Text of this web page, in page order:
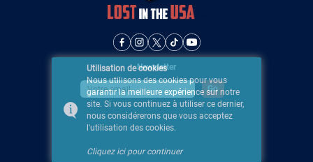
Newsletter
Utilisation de cookies
Nous utilisons des cookies pour vous
garantir la meilleure expérience sur notre
site. Si vous continuez à utiliser ce dernier,
nous considérerons que vous acceptez
l'utilisation des cookies.
Cliquez ici pour continuer